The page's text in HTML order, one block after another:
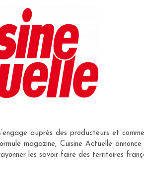
auprès des producteurs et
magazine, Cuisine Actuelle
les savoir-faire des territoires